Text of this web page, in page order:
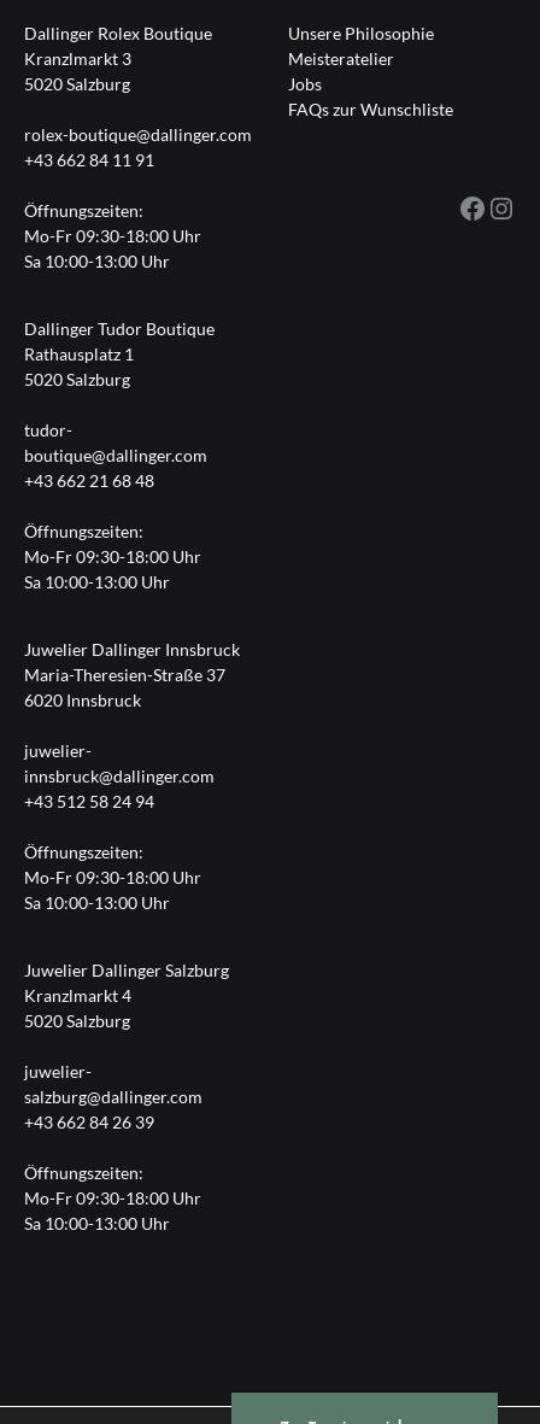
Dallinger Rolex Boutique
Kranzlmarkt 3
5020 Salzburg
rolex-boutique@dallinger.com
+43 662 84 11 91
Öffnungszeiten:
Mo-Fr 09:30-18:00 Uhr
Sa 10:00-13:00 Uhr
Dallinger Tudor Boutique
Rathausplatz 1
5020 Salzburg
tudor-
boutique@dallinger.com
+43 662 21 68 48
Öffnungszeiten:
Mo-Fr 09:30-18:00 Uhr
Sa 10:00-13:00 Uhr
Juwelier Dallinger Innsbruck
Maria-Theresien-Straße 37
6020 Innsbruck
juwelier-
innsbruck@dallinger.com
+43 512 58 24 94
Öffnungszeiten:
Mo-Fr 09:30-18:00 Uhr
Sa 10:00-13:00 Uhr
Juwelier Dallinger Salzburg
Kranzlmarkt 4
5020 Salzburg
juwelier-
salzburg@dallinger.com
+43 662 84 26 39
Öffnungszeiten:
Mo-Fr 09:30-18:00 Uhr
Sa 10:00-13:00 Uhr
Unsere Philosophie
Meisteratelier
Jobs
FAQs zur Wunschliste